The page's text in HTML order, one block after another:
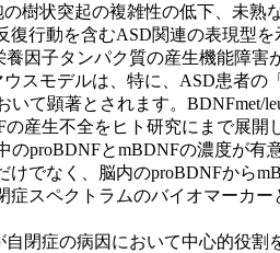
樹状突起の複雑性の低下、未
行動を含むASD関連の表現型
因子タンパク質の産生機能障害
ウスモデルは、特に、ASD患者
て顕著とされます。BDNFmet/
産生不全をヒト研究にまで展
proBDNFとmBDNFの濃度が
でなく、脳内のproBDNFから
症スペクトラムのバイオマーカ
閉症の病因において中心的役